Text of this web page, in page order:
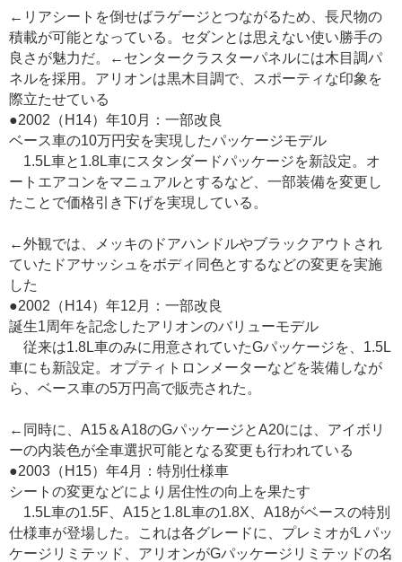
←リアシートを倒せばラゲージとつながるため、長尺物の
積載が可能となっている。セダンとは思えない使い勝手の
良さが魅力だ。←センタークラスターパネルには木目調パ
ネルを採用。アリオンは黒木目調で、スポーティな印象を
際立たせている
●2002（H14）年10月：一部改良
ベース車の10万円安を実現したパッケージモデル
1.5L車と1.8L車にスタンダードパッケージを新設定。オ
ートエアコンをマニュアルとするなど、一部装備を変更し
たことで価格引き下げを実現している。
←外観では、メッキのドアハンドルやブラックアウトされ
ていたドアサッシュをボディ同色とするなどの変更を実施
した
●2002（H14）年12月：一部改良
誕生1周年を記念したアリオンのバリューモデル
従来は1.8L車のみに用意されていたGパッケージを、1.5L
車にも新設定。オプティトロンメーターなどを装備しなが
ら、ベース車の5万円高で販売された。
←同時に、A15＆A18のGパッケージとA20には、アイボリ
ーの内装色が全車選択可能となる変更も行われている
●2003（H15）年4月：特別仕様車
シートの変更などにより居住性の向上を果たす
1.5L車の1.5F、A15と1.8L車の1.8X、A18がベースの特別
仕様車が登場した。これは各グレードに、プレミオがL パッ
ケージリミテッド、アリオンがGパッケージリミテッドの名